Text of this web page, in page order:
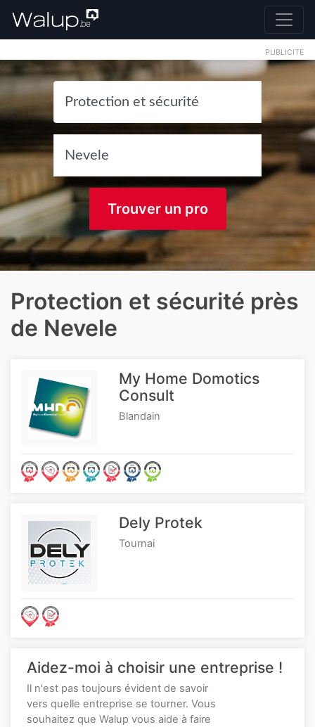
PUBLICITE
Trouver un pro
Protection et sécurité près
de Nevele
My Home Domotics
Consult
Blandain
Dely Protek
Tournai
Aidez-moi à choisir une entreprise !
Il n'est pas toujours évident de savoir
vers quelle entreprise se tourner. Vous
souhaitez que Walup vous aide à faire